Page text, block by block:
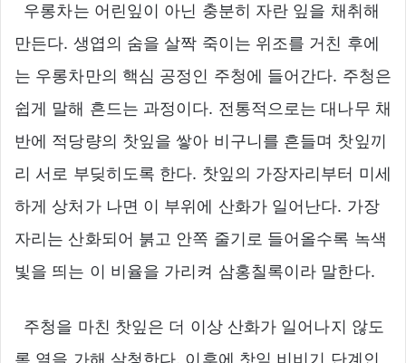
우롱차는 어린잎이 아닌 충분히 자란 잎을 채취해
만든다. 생엽의 숨을 살짝 죽이는 위조를 거친 후에
는 우롱차만의 핵심 공정인 주청에 들어간다. 주청은
쉽게 말해 흔드는 과정이다. 전통적으로는 대나무 채
반에 적당량의 찻잎을 쌓아 비구니를 흔들며 찻잎끼
리 서로 부딪히도록 한다. 찻잎의 가장자리부터 미세
하게 상처가 나면 이 부위에 산화가 일어난다. 가장
자리는 산화되어 붉고 안쪽 줄기로 들어올수록 녹색
빛을 띄는 이 비율을 가리켜 삼홍칠록이라 말한다.
주청을 마친 찻잎은 더 이상 산화가 일어나지 않도
록 열을 가해 살청한다. 이후에 찻잎 비비기 단계인